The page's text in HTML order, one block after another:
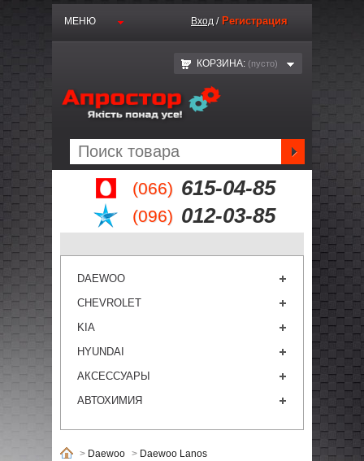
(066) 615-04-85
(096) 012-03-85
МЕНЮ Вход / Регистрация
КОРЗИНА: (пустo)
DAEWOO
CHEVROLET
KIA
HYUNDAI
АКСЕССУАРЫ
АВТОХИМИЯ
> Daewoo > Daewoo Lanos